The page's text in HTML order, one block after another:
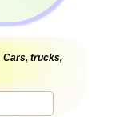
Cars, trucks,